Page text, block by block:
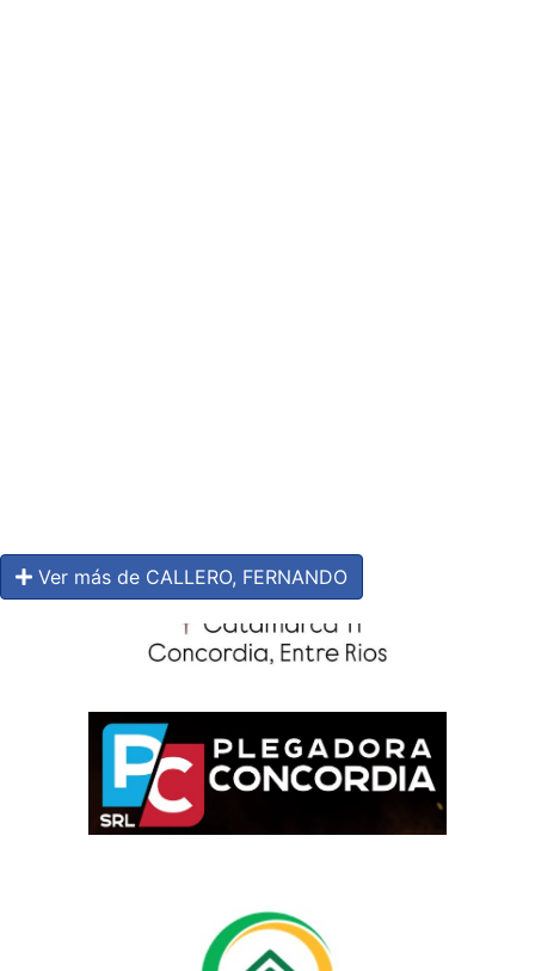
Ver más de CALLERO, FERNANDO